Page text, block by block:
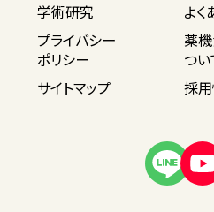
学術研究
よく
プライバシー
ポリシー
薬
つい
サイトマップ
採